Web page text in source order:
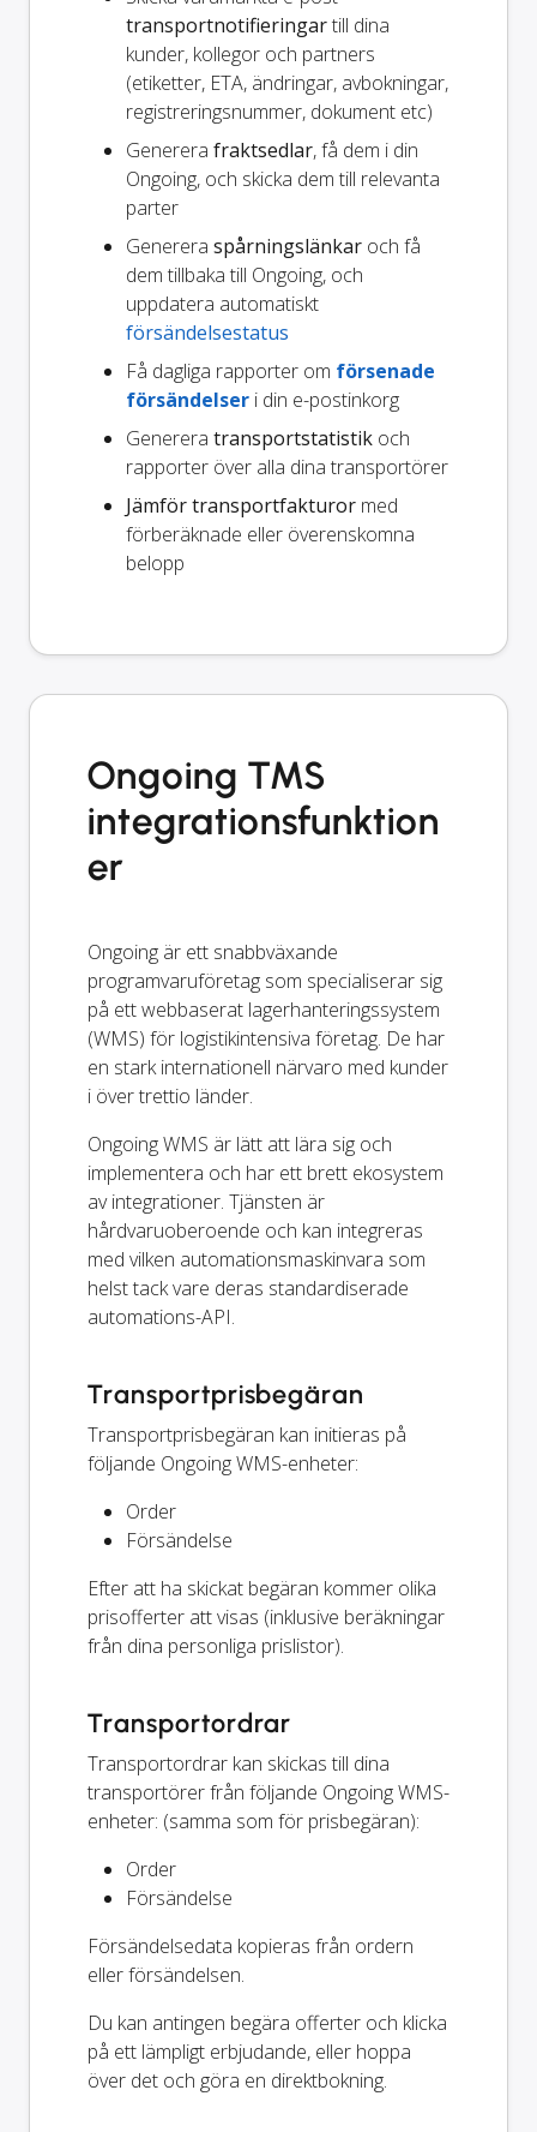
transportnotifieringartill dina
kunder, kollegor och partners
(etiketter, ETA, ändringar, avbokningar,
registreringsnummer, dokument etc)
Generera fraktsedlar, få dem i din
Ongoing, och skicka dem till relevanta
parter
Generera spårningslänkar och få
dem tillbaka till Ongoing, och
uppdatera automatiskt
försändelsestatus
Få dagliga rapporter om försenade
försändelser i din e-postinkorg
Generera transportstatistik och
rapporter över alla dina transportörer
Jämför transportfakturor med
förberäknade eller överenskomna
belopp
Ongoing TMS
integrationsfunktion
er
Ongoing är ett snabbväxande
programvaruföretag som specialiserar sig
på ett webbaserat lagerhanteringssystem
(WMS) för logistikintensiva företag. De har
en stark internationell närvaro med kunder
i över trettio länder.
Ongoing WMS är lätt att lära sig och
implementera och har ett brett ekosystem
av integrationer. Tjänsten är
hårdvaruoberoende och kan integreras
med vilken automationsmaskinvara som
helst tack vare deras standardiserade
automations-API.
Transportprisbegäran
Transportprisbegäran kan initieras på
följande Ongoing WMS-enheter:
Order
Försändelse
Efter att ha skickat begäran kommer olika
prisofferter att visas (inklusive beräkningar
från dina personliga prislistor).
Transportordrar
Transportordrar kan skickas till dina
transportörer från följande Ongoing WMS-
enheter: (samma som för prisbegäran):
Order
Försändelse
Försändelsedata kopieras från ordern
eller försändelsen.
Du kan antingen begära offerter och klicka
på ett lämpligt erbjudande, eller hoppa
över det och göra en direktbokning.